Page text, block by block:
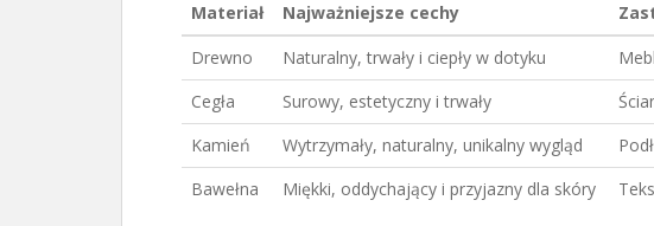
Materiał Najważniejsze cechy
Drewno
Naturalny, trwały i ciepły w dotyku
Cegła
Surowy, estetyczny i trwały
Kamień
Wytrzymały, naturalny, unikalny wygląd
Bawełna
Miękki, oddychający i przyjazny dla skóry